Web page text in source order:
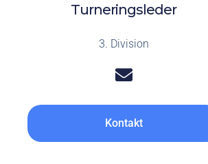
Turneringsleder
3. Division
Kontakt